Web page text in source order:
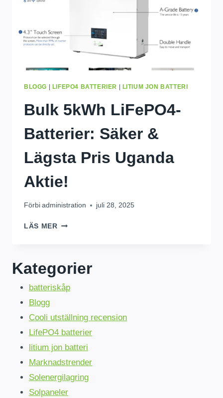
BLOGG | LIFEPO4 BATTERIER | LITIUM JON BATTERI
Bulk 5kWh LiFePO4-
Batterier: Säker &
Lägsta Pris Uganda
Aktie!
Förbi administration juli 28, 2025
LÄS MERBULK
SÄKER
&
LÄGSTA
AKTIE!
Kategorier
batteriskåp
Blogg
Cooli utställning recension
LifePO4 batterier
litium jon batteri
Marknadstrender
Solenergilagring
Solpaneler